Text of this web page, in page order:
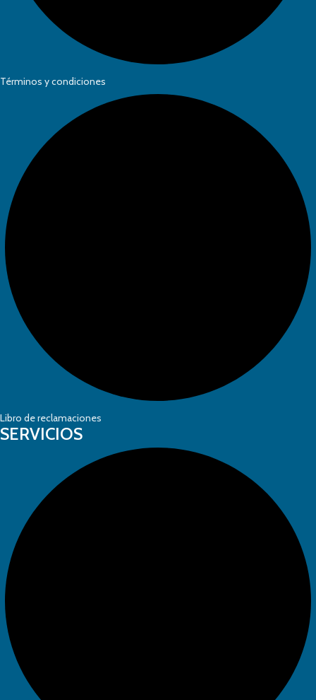
Términos y condiciones
Libro de reclamaciones
SERVICIOS